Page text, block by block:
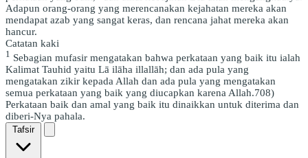
Adapun orang-orang yang merencanakan kejahatan mereka akan
mendapat azab yang sangat keras, dan rencana jahat mereka akan
hancur.
Catatan kaki
1 Sebagian mufasir mengatakan bahwa perkataan yang baik itu ialah
Kalimat Tauhid yaitu Lā ilāha illallāh; dan ada pula yang
mengatakan zikir kepada Allah dan ada pula yang mengatakan
semua perkataan yang baik yang diucapkan karena Allah.708)
Perkataan baik dan amal yang baik itu dinaikkan untuk diterima dan
diberi-Nya pahala.
Tafsir